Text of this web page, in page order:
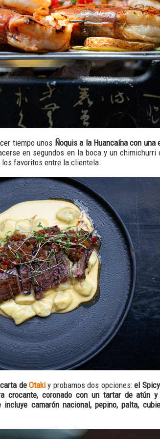
tiempo unos Ñoquis a la Huancaína con una
en segundos en la boca y un chimichurri
favoritos entre la clientela.
de Otakiy probamos dos opciones:el
crocante, coronado con un tartar de atún
camarón nacional, pepino, palta,